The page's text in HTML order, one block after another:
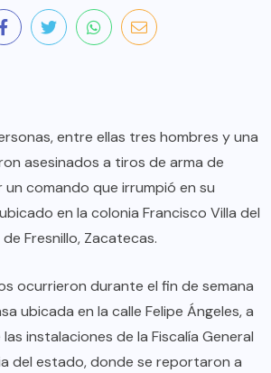
entre ellas tres hombres y una
asesinados a tiros de arma de
un comando que irrumpió en su
en la colonia Francisco Villa del
Fresnillo, Zacatecas.
ocurrieron durante el fin de semana
ubicada en la calle Felipe Ángeles, a
instalaciones de la Fiscalía General
del estado, donde se reportaron a